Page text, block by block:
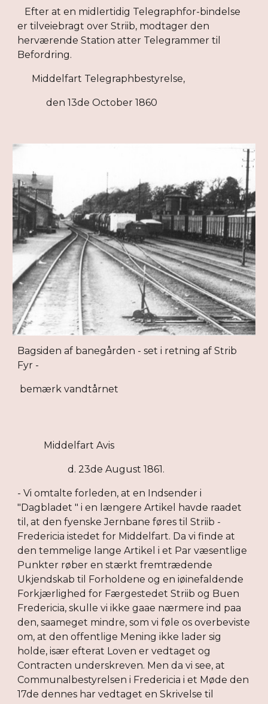
Efter at en midlertidig Telegraphfor-bindelse
er tilveiebragt over Striib, modtager den
herværende Station atter Telegrammer til
Befordring.
Middelfart Telegraphbestyrelse,
den 13de October 1860
Bagsiden af banegården - set i retning af Strib
Fyr -
bemærk vandtårnet
Middelfart Avis
d. 23de August 1861.
- Vi omtalte forleden, at en Indsender i
"Dagbladet " i en længere Artikel havde raadet
til, at den fyenske Jernbane føres til Striib -
Fredericia istedet for Middelfart. Da vi finde at
den temmelige lange Artikel i et Par væsentlige
Punkter røber en stærkt fremtrædende
Ukjendskab til Forholdene og en iøinefaldende
Forkjærlighed for Færgestedet Striib og Buen
Fredericia, skulle vi ikke gaae nærmere ind paa
den, saameget mindre, som vi føle os overbeviste
om, at den offentlige Mening ikke lader sig
holde, især efterat Loven er vedtaget og
Contracten underskreven. Men da vi see, at
Communalbestyrelsen i Fredericia i et Møde den
17de dennes har vedtaget en Skrivelse til